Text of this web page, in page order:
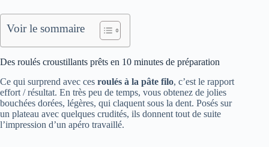
Voir le sommaire
Des roulés croustillants prêts en 10 minutes de préparation
Ce qui surprend avec ces roulés à la pâte filo, c’est le rapport
effort / résultat. En très peu de temps, vous obtenez de jolies
bouchées dorées, légères, qui claquent sous la dent. Posés sur
un plateau avec quelques crudités, ils donnent tout de suite
l’impression d’un apéro travaillé.